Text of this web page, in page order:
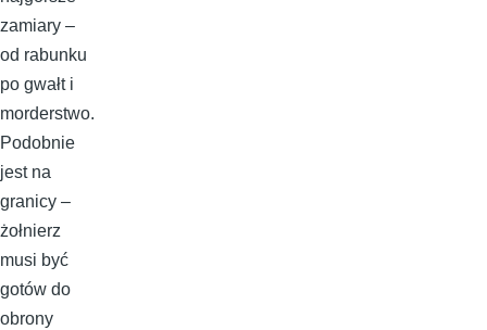
zamiary –
od rabunku
po gwałt i
morderstwo.
Podobnie
jest na
granicy –
żołnierz
musi być
gotów do
obrony